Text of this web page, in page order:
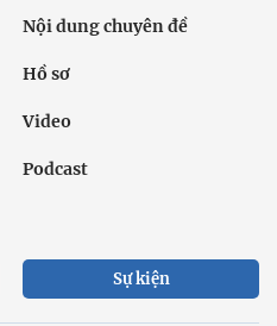
Nội dung chuyên đề
Hồ sơ
Video
Podcast
Sự kiện